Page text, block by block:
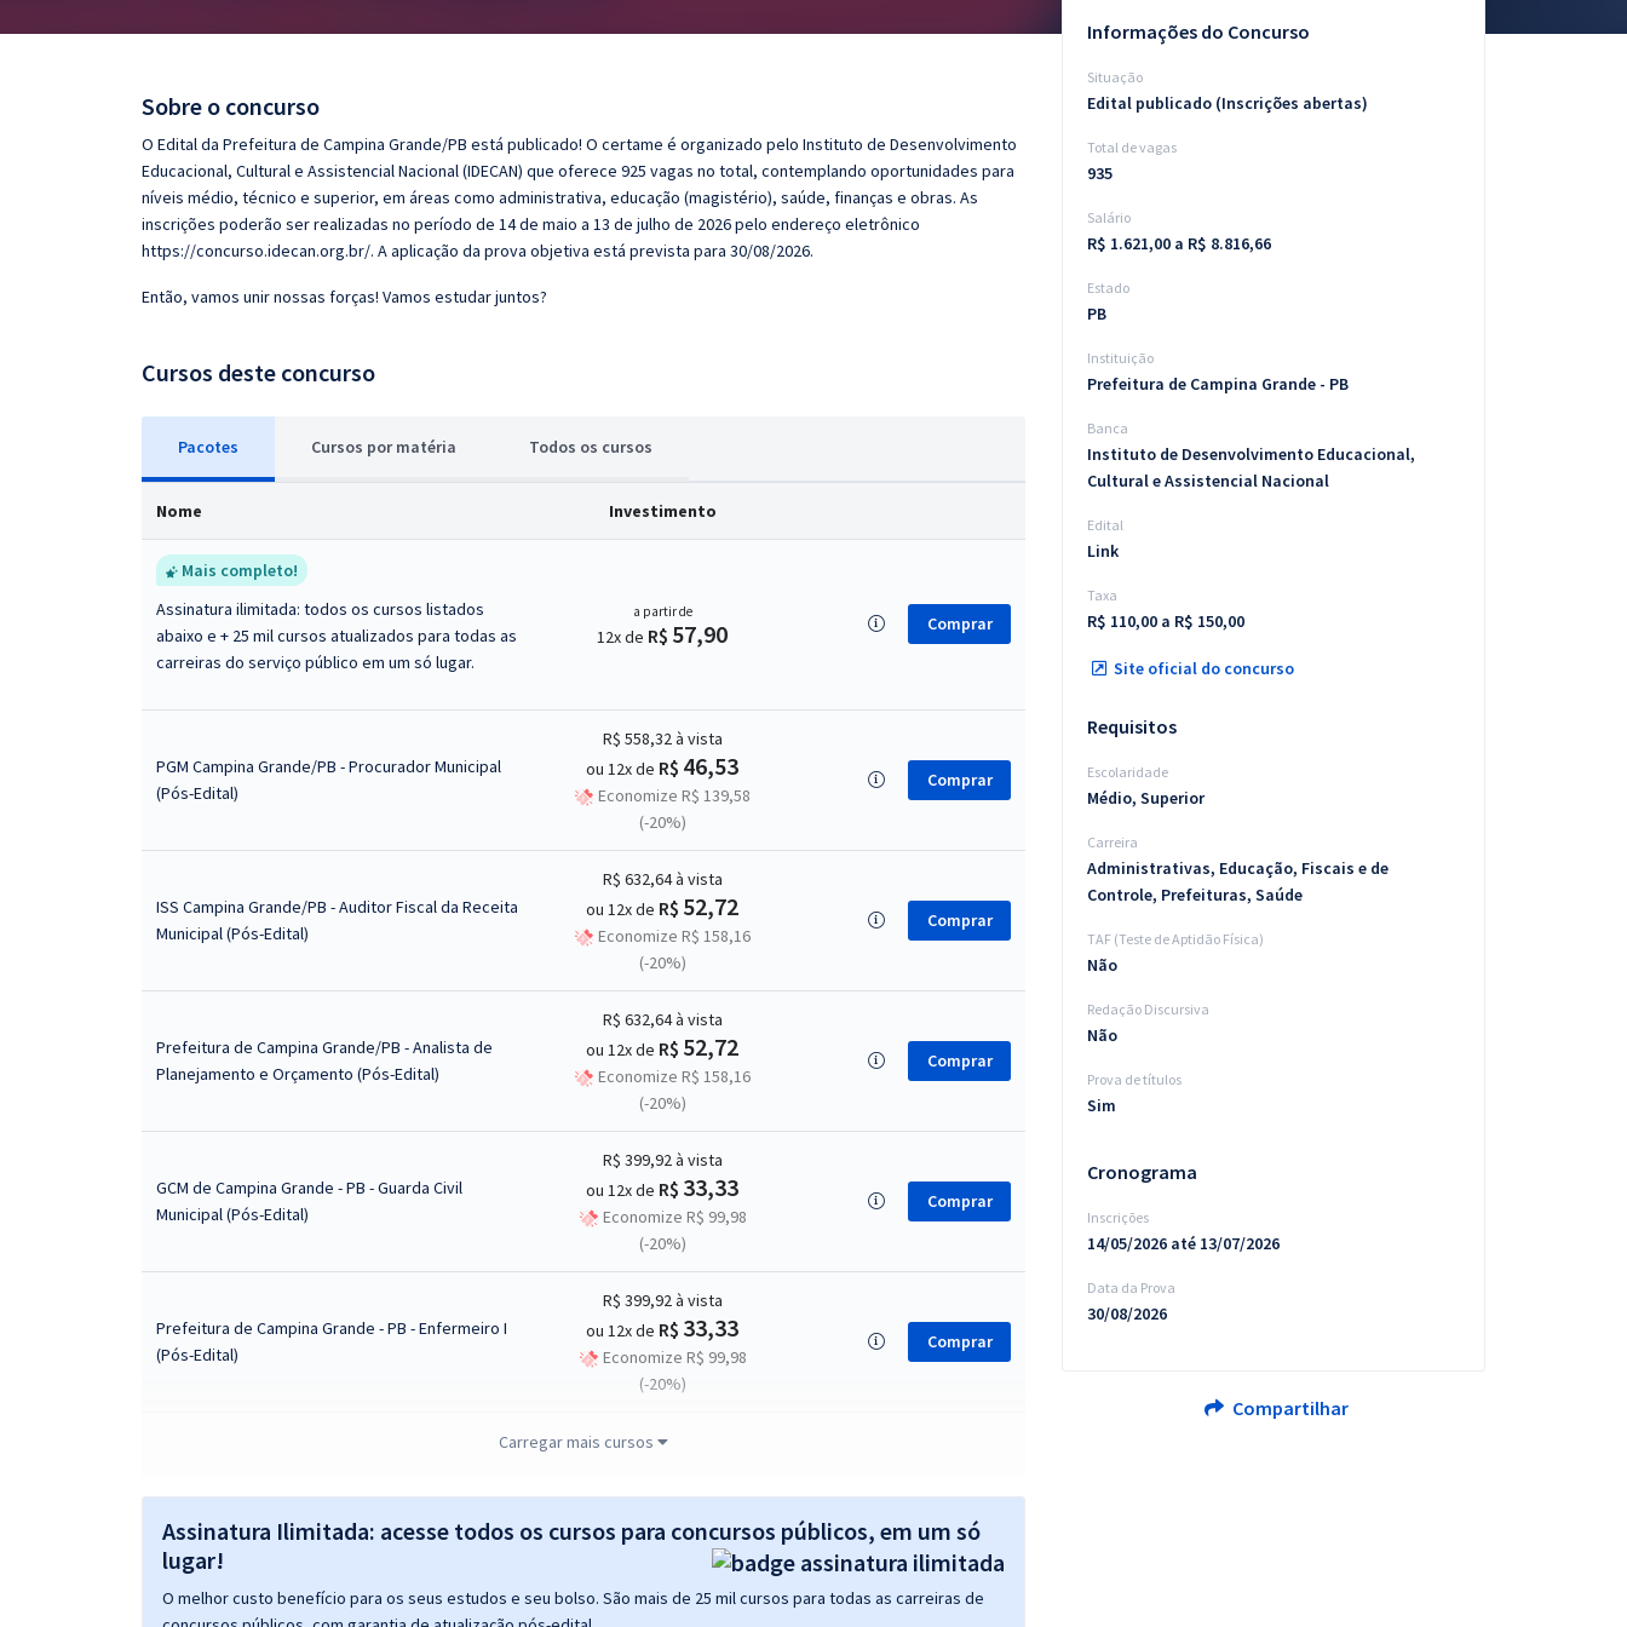
Questões grátis
Conteúdo gratuito
Sobre o concurso
O Edital da Prefeitura de Campina Grande/PB está publicado! O certame é organizado pelo Instituto de Desenvolvimento
Educacional, Cultural e Assistencial Nacional (IDECAN) que oferece 925 vagas no total, contemplando oportunidades para
níveis médio, técnico e superior, em áreas como administrativa, educação (magistério), saúde, finanças e obras. As
inscrições poderão ser realizadas no período de 14 de maio a 13 de julho de 2026 pelo endereço eletrônico
https://concurso.idecan.org.br/. A aplicação da prova objetiva está prevista para 30/08/2026.
Então, vamos unir nossas forças! Vamos estudar juntos?
Cursos deste concurso
Pacotes Cursos por matéria Todos os cursos
Nome Investimento
Mais completo!
Assinatura ilimitada: todos os cursos listados
abaixo e + 25 mil cursos atualizados para todas as
carreiras do serviço público em um só lugar.
a partir de
12x de R$ 57,90 Comprar
PGM Campina Grande/PB - Procurador Municipal
(Pós-Edital)
R$ 558,32à vista
ou 12x de R$ 46,53
Economize R$ 139,58
(-20%)
Comprar
ISS Campina Grande/PB - Auditor Fiscal da Receita
Municipal (Pós-Edital)
R$ 632,64à vista
ou 12x de R$ 52,72
Economize R$ 158,16
(-20%)
Comprar
Prefeitura de Campina Grande/PB - Analista de
Planejamento e Orçamento (Pós-Edital)
R$ 632,64à vista
ou 12x de R$ 52,72
Economize R$ 158,16
(-20%)
Comprar
GCM de Campina Grande - PB - Guarda Civil
Municipal (Pós-Edital)
R$ 399,92à vista
ou 12x de R$ 33,33
Economize R$ 99,98
(-20%)
Comprar
Prefeitura de Campina Grande - PB - Enfermeiro I
(Pós-Edital)
R$ 399,92à vista
ou 12x de R$ 33,33
Economize R$ 99,98
(-20%)
Comprar
(Pós-edital)
R$ 399,92
Economize R$ 99,98
(-20%)
Prefeitura de Campina Grande - PB -
Conhecimentos Básicos comuns ao cargos de
ou 12x de R$22,32
Carregar mais cursos
Assinatura Ilimitada: acesse todos os cursos para concursos públicos, em um só
lugar!
O melhor custo benefício para os seus estudos e seu bolso. São mais de 25 mil cursos para todas as carreiras de
Informações do Concurso
Situação
Edital publicado (Inscrições abertas)
Total de vagas
935
Salário
R$ 1.621,00 a R$ 8.816,66
Estado
PB
Instituição
Prefeitura de Campina Grande - PB
Banca
Instituto de Desenvolvimento Educacional,
Cultural e Assistencial Nacional
Edital
Link
Taxa
R$ 110,00 a R$ 150,00
Site oficial do concurso
Requisitos
Escolaridade
Médio, Superior
Carreira
Administrativas, Educação, Fiscais e de
Controle, Prefeituras, Saúde
TAF (Teste de Aptidão Física)
Não
Redação Discursiva
Não
Prova de títulos
Sim
Cronograma
Inscrições
14/05/2026 até 13/07/2026
Data da Prova
30/08/2026
Compartilhar